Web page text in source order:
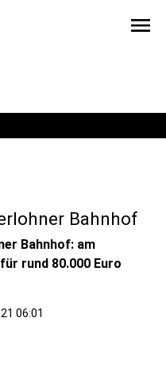
menu
Bahnhof
Bahnhof: am
rund 80.000 Euro
06:01